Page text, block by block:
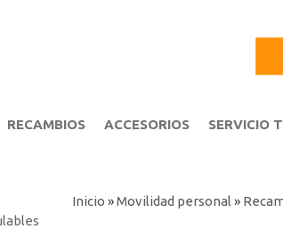
RECAMBIOS ACCESORIOS SERVICIO
Inicio »Movilidad personal »